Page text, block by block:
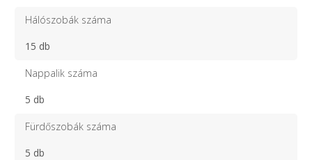
Hálószobák száma
15 db
Nappalik száma
5 db
Fürdőszobák száma
5 db